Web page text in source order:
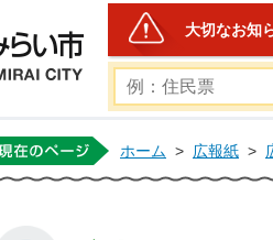
つくばみらい市公式ホ
大切なお知
ホーム > 広報紙 >